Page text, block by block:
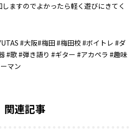
ますのでよかったら軽く遊びにきてく
#大阪#梅田 #梅田校 #ボイトレ #ダ
#歌 #弾き語り #ギター #アカペラ #趣味
マン
関連記事